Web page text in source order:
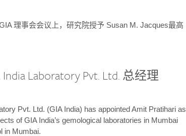
理事会会议上，研究院授予 Susan M. Jacques最高
Laboratory Pvt. Ltd. 总经理
Pvt. Ltd. (GIA India) has appointed Amit Pratihari as
of GIA India’s gemological laboratories in Mumbai
in Mumbai.